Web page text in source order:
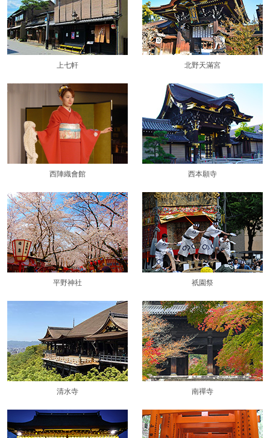
上七軒 北野天滿宮
西陣織會館 西本願寺
平野神社 祇園祭
清水寺 南禪寺